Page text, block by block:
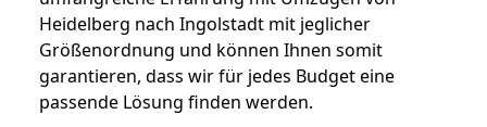
Heidelberg nach Ingolstadt mit jeglicher
Größenordnung und können Ihnen somit
garantieren, dass wir für jedes Budget eine
passende Lösung finden werden.